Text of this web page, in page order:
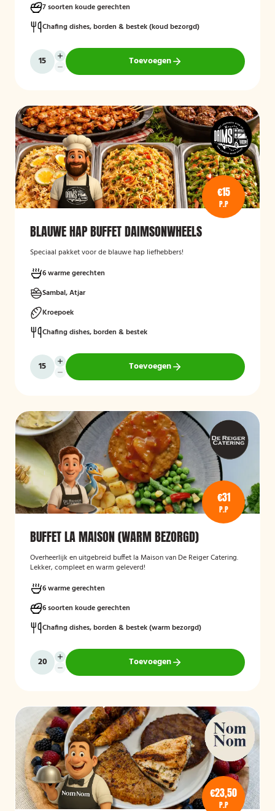
7 soorten koude gerechten
Chafing dishes, borden & bestek (koud bezorgd)
Toevoegen
€15
P.P
BLAUWE HAP BUFFET DAIMSONWHEELS
Speciaal pakket voor de blauwe hap liefhebbers!
6 warme gerechten
Sambal, Atjar
Kroepoek
Chafing dishes, borden & bestek
Toevoegen
€31
P.P
BUFFET LA MAISON (WARM BEZORGD)
Overheerlijk en uitgebreid buffet la Maison van De Reiger Catering.
Lekker, compleet en warm geleverd!
6 warme gerechten
6 soorten koude gerechten
Chafing dishes, borden & bestek (warm bezorgd)
Toevoegen
€23,50
P.P